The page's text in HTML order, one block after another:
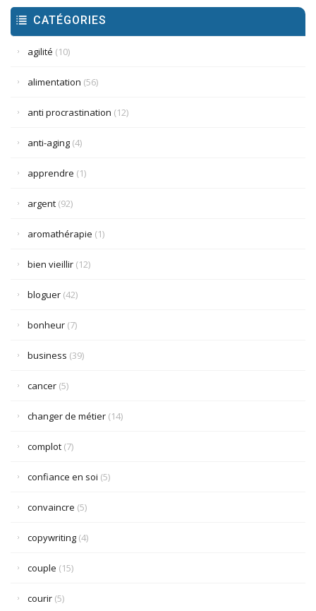
CATÉGORIES
agilité (10)
alimentation (56)
anti procrastination (12)
anti-aging (4)
apprendre (1)
argent (92)
aromathérapie (1)
bien vieillir (12)
bloguer (42)
bonheur (7)
business (39)
cancer (5)
changer de métier (14)
complot (7)
confiance en soi (5)
convaincre (5)
copywriting (4)
couple (15)
courir (5)